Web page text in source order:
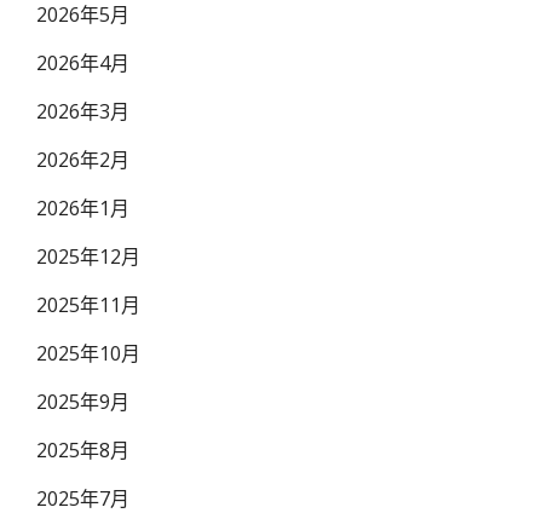
2026年5月
2026年4月
2026年3月
2026年2月
2026年1月
2025年12月
2025年11月
2025年10月
2025年9月
2025年8月
2025年7月